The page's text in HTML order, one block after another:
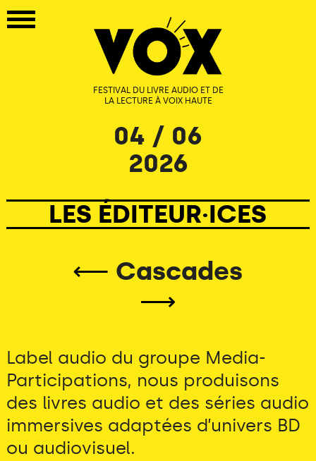
FESTIVAL DU LIVRE AUDIO ET DE
LA LECTURE À VOIX HAUTE
04 / 06
2026
LES ÉDITEUR·ICES
⟵ Cascades
⟶
Label audio du groupe Media-
Participations, nous produisons
des livres audio et des séries audio
immersives adaptées d’univers BD
ou audiovisuel.